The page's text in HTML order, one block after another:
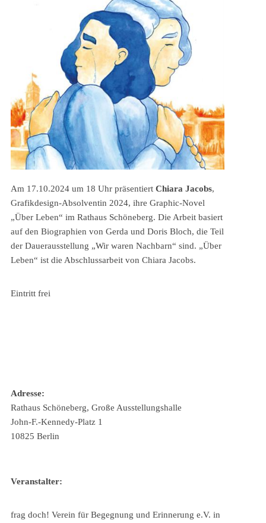
Am 17.10.2024 um 18 Uhr präsentiert Chiara Jacobs,
Grafikdesign-Absolventin 2024, ihre Graphic-Novel
„Über Leben“ im Rathaus Schöneberg. Die Arbeit basiert
auf den Biographien von Gerda und Doris Bloch, die Teil
der Dauerausstellung „Wir waren Nachbarn“ sind. „Über
Leben“ ist die Abschlussarbeit von Chiara Jacobs.
Eintritt frei
Adresse:
Rathaus Schöneberg, Große Ausstellungshalle
John-F.-Kennedy-Platz 1
10825 Berlin
Veranstalter:
frag doch! Verein für Begegnung und Erinnerung e.V. in